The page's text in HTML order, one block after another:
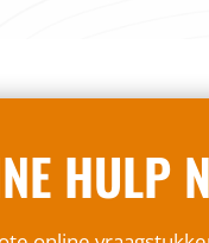
HULP